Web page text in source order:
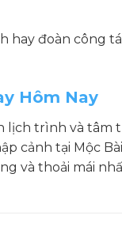
hay đoàn công
Hôm Nay
trình và tâm
cảnh tại Mộc
và thoải mái